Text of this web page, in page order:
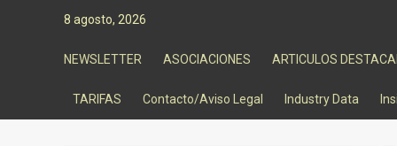
8 agosto, 2026
NEWSLETTER ASOCIACIONES ARTICULOS
TARIFAS Contacto/Aviso Legal Industry Data